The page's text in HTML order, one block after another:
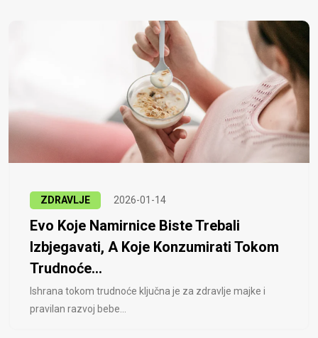
ZDRAVLJE 2026-01-14
Evo Koje Namirnice Biste Trebali
Izbjegavati, A Koje Konzumirati Tokom
Trudnoće...
Ishrana tokom trudnoće ključna je za zdravlje majke i
pravilan razvoj bebe...